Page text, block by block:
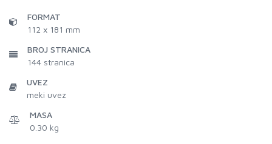
FORMAT
112 x 181 mm
BROJ STRANICA
144 stranica
UVEZ
meki uvez
MASA
0.30 kg